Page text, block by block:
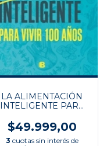
LA ALIMENTACIÓN
INTELIGENTE PARA
$49.999,00
3 cuotas sin interés de